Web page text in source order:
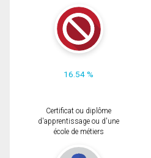
16.54 %
Certificat ou diplôme
d'apprentissage ou d'une
école de métiers